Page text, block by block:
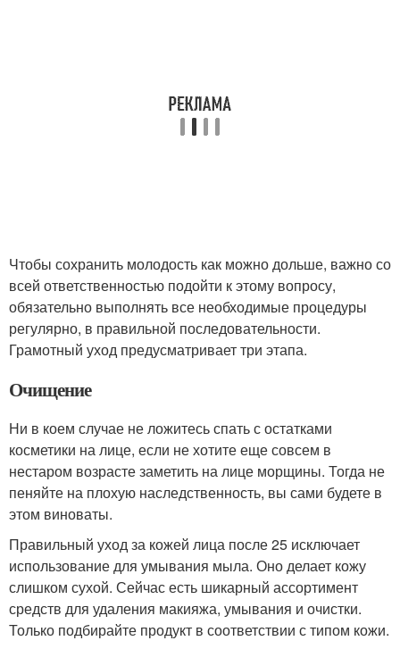
Чтобы сохранить молодость как можно дольше, важно со
всей ответственностью подойти к этому вопросу,
обязательно выполнять все необходимые процедуры
регулярно, в правильной последовательности.
Грамотный уход предусматривает три этапа.
Очищение
Ни в коем случае не ложитесь спать с остатками
косметики на лице, если не хотите еще совсем в
нестаром возрасте заметить на лице морщины. Тогда не
пеняйте на плохую наследственность, вы сами будете в
этом виноваты.
Правильный уход за кожей лица после 25 исключает
использование для умывания мыла. Оно делает кожу
слишком сухой. Сейчас есть шикарный ассортимент
средств для удаления макияжа, умывания и очистки.
Только подбирайте продукт в соответствии с типом кожи.